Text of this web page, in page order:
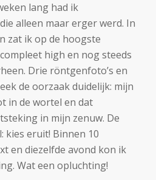
lang had ik
alleen maar erger werd. In
zat ik op de hoogste
high en nog steeds
Drie röntgenfoto’s en
de oorzaak duidelijk: mijn
in de wortel en dat
in mijn zenuw. De
kies eruit! Binnen 10
en diezelfde avond kon ik
Wat een opluchting!